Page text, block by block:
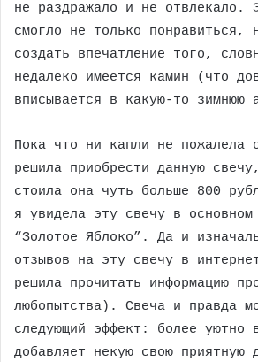
не раздражало и не отвлекало.
смогло не только понравиться,
создать впечатление того,
недалеко имеется камин (что
вписывается в какую-то зимнюю
Пока что ни капли не пожалела
решила приобрести данную
стоила она чуть больше 800
я увидела эту свечу в основном
“Золотое Яблоко”. Да и
отзывов на эту свечу в
решила прочитать информацию
любопытства). Свеча и правда
следующий эффект: более уютно
добавляет некую свою приятную